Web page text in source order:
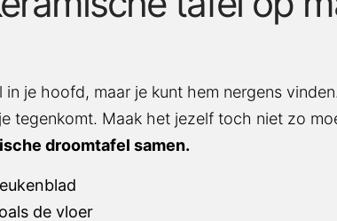
hoofd, maar je kunt hem nergens vinden.
het jezelf toch niet zo moeilijk. Wij
de vloer